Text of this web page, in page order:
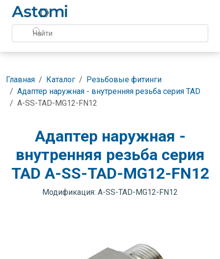
Главная Каталог
Резьбовые фитинги
Адаптер наружная - внутренняя резьба серия TAD
A-SS-TAD-MG12-FN12
Адаптер наружная -
внутренняя резьба серия
TAD A-SS-TAD-MG12-FN12
Модификация: A-SS-TAD-MG12-FN12